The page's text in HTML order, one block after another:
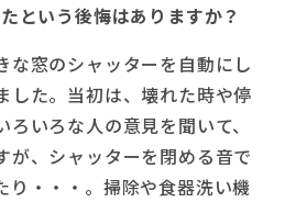
という後悔はありますか？
な窓のシャッターを自動にし
した。当初は、壊れた時や停
いろな人の意見を聞いて、
が、シャッターを閉める音で
り・・・。掃除や食器洗い機